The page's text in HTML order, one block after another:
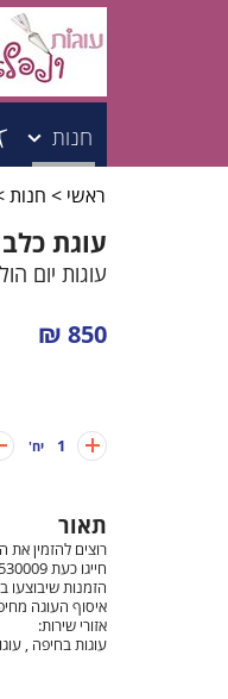
חנות
עוגות
עוגות
עוגות
עוגות
עוגות בת
עוגות
עוגות מתנה
ראשי > חנות
עוגת
עוגות יום
850 ₪
1 יח'
תאור
רוצים להזמין את
חייגו כעת 050-4530009 לביצוע ההזמנה.
הזמנות שיבוצעו
איסוף העוגה
אזורי שירות:
עוגות בחיפה ,